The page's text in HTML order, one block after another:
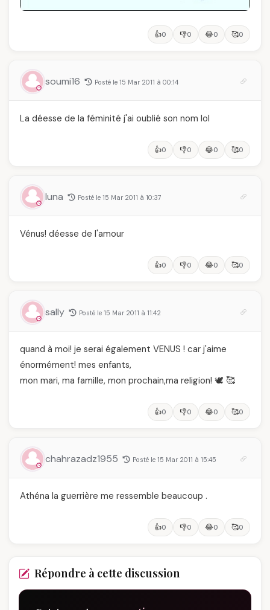
👍0 👎0 😂0 🥰0
soumi16 Posté le 15 Mar 2011 à 00:14
La déesse de la féminité j'ai oublié son nom lol
👍0 👎0 😂0 🥰0
luna Posté le 15 Mar 2011 à 10:37
Vénus! déesse de l'amour
👍0 👎0 😂0 🥰0
sally Posté le 15 Mar 2011 à 11:42
quand à moi! je serai également VENUS ! car j'aime
énormément! mes enfants,
mon mari, ma famille, mon prochain,ma religion! 🕊️ 🥰
👍0 👎0 😂0 🥰0
chahrazadz1955 Posté le 15 Mar 2011 à 15:45
Athéna la guerrière me ressemble beaucoup .
👍0 👎0 😂0 🥰0
Répondre à cette discussion